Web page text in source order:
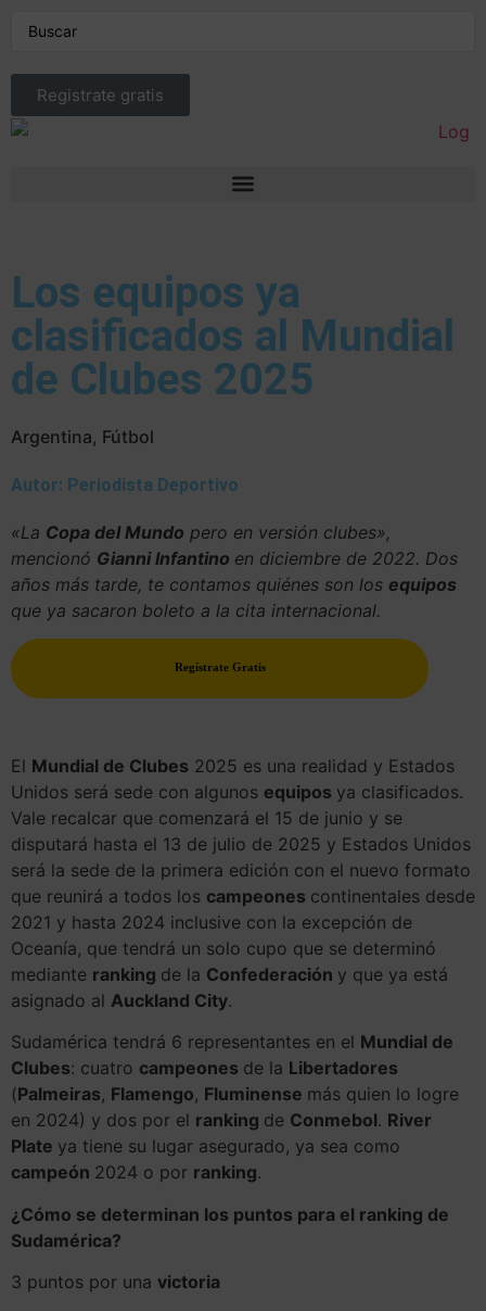
Registrate gratis
Los equipos ya
clasificados al Mundial
de Clubes 2025
Argentina, Fútbol
Autor: Periodista Deportivo
«La Copa del Mundo pero en versión clubes»,
mencionó Gianni Infantino en diciembre de 2022. Dos
años más tarde, te contamos quiénes son los equipos
que ya sacaron boleto a la cita internacional.
Regístrate Gratis
El Mundial de Clubes 2025 es una realidad y Estados
Unidos será sede con algunos equipos ya clasificados.
Vale recalcar que comenzará el 15 de junio y se
disputará hasta el 13 de julio de 2025 y Estados Unidos
será la sede de la primera edición con el nuevo formato
que reunirá a todos los campeones continentales desde
2021 y hasta 2024 inclusive con la excepción de
Oceanía, que tendrá un solo cupo que se determinó
mediante ranking de la Confederación y que ya está
asignado al Auckland City.
Sudamérica tendrá 6 representantes en el Mundial de
Clubes: cuatro campeones de la Libertadores
(Palmeiras, Flamengo, Fluminense más quien lo logre
en 2024) y dos por el ranking de Conmebol. River
Plate ya tiene su lugar asegurado, ya sea como
campeón 2024 o por ranking.
¿Cómo se determinan los puntos para el ranking de
Sudamérica?
3 puntos por una victoria